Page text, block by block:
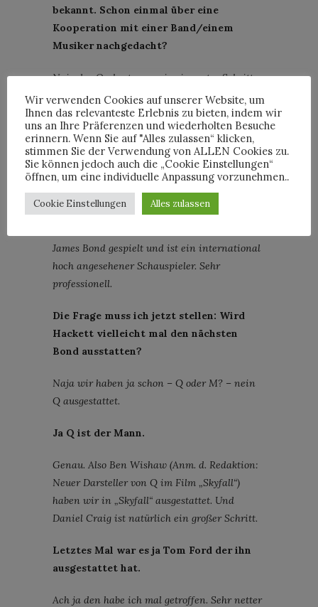
bekannt. Schon einmal über eine
Kooperation mit einer Band/einem
Musiker nachgedacht?
Naja das Orchester war ja ein erster Schritt.
Aber bisher haben wir über eine Kooperation
mit einer bestimmten Band nicht
nachgedacht.
Wir konnten ja gestern schon ein paar
erste Bilder der Kooperation mit Pierce
Brosnan sehen.
James Bond gespielt und ist ein international
hoch angesehener Schauspieler. Sehr
professionell.
Die Frage muss ich jetzt stellen: Wird
Hackett vielleicht mal den nächsten
Bond ausstatten?
Naja wir haben ja schon – Q oder M? – nein
Q ausgestattet.
Ja Q ist der Mann.
Genau. Also Ben Wishaw (Anm. d. Redaktion:
Neuer Darsteller von Q im Film „Skyfall“)
haben wir in „Skyfall“ ausgestattet. Und
Daniel Craig ist natürlich ein großer Schritt.
Letztes Mal war es ja Tom Ford der ihn
ausgestattet hat.
Ach ja den habe ich mal getroffen. Sehr netter
Wir verwenden Cookies auf unserer Website, um
Ihnen das relevanteste Erlebnis zu bieten, indem wir
uns an Ihre Präferenzen und wiederholten Besuche
erinnern. Wenn Sie auf "Alles zulassen“ klicken,
stimmen Sie der Verwendung von ALLEN Cookies zu.
Sie können jedoch auch die „Cookie Einstellungen“
öffnen, um eine individuelle Anpassung vorzunehmen..
Cookie Einstellungen Alles zulassen